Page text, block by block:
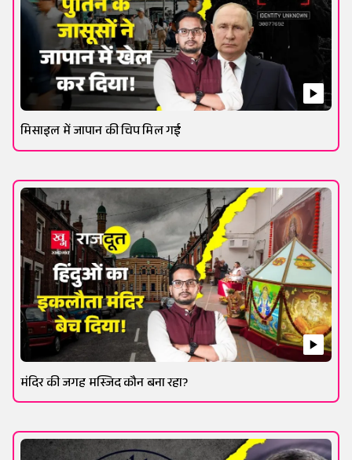
मिसाइल में जापान की चिप मिल गई
मंदिर की जगह मस्जिद कौन बना रहा?